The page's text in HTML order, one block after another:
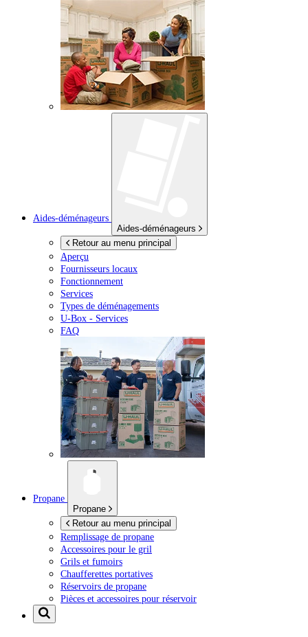
Aides-déménageurs
Aides-déménageurs
Retour au menu principal
Aperçu
Fournisseurs locaux
Fonctionnement
Services
Types de déménagements
U-Box - Services
FAQ
Propane
Propane
Retour au menu principal
Remplissage de propane
Accessoires pour le gril
Grils et fumoirs
Chaufferettes portatives
Réservoirs de propane
Pièces et accessoires pour réservoir